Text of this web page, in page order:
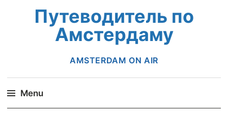
Путеводитель по
Амстердаму
AMSTERDAM ON AIR
Menu